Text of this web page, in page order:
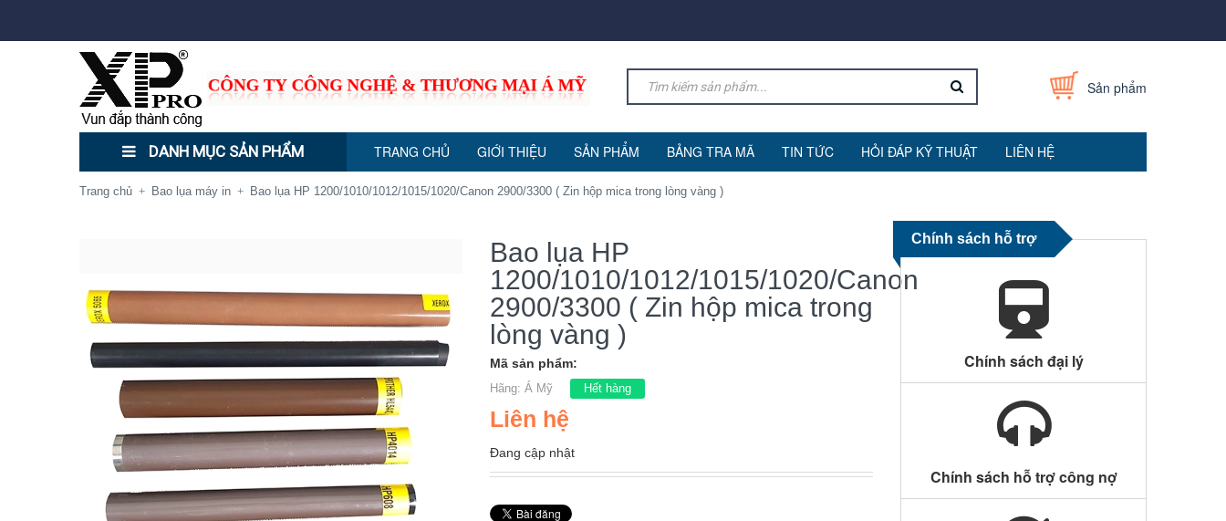
Sản phẩm
DANH MỤC SẢN PHẨM TRANG CHỦ GIỚI THIỆU SẢN PHẨM BẢNG TRA MÃ TIN TỨC HỎI ĐÁP KỸ THUẬT LIÊN HỆ
Trang chủ + Bao lụa máy in + Bao lụa HP 1200/1010/1012/1015/1020/Canon 2900/3300 ( Zin hộp mica trong lòng vàng )
Bao lụa HP
1200/1010/1012/1015/1020/Canon
2900/3300 ( Zin hộp mica trong
lòng vàng )
Mã sản phẩm:
Hãng: Á Mỹ Hết hàng
Liên hệ
Đang cập nhật
Chính sách hỗ trợ
Chính sách đại lý
Chính sách hỗ trợ công nợ